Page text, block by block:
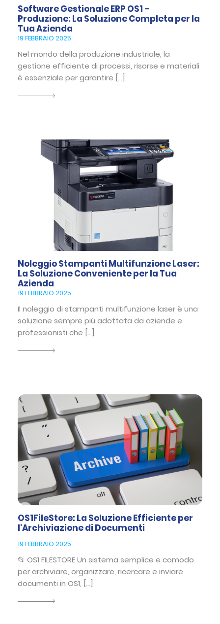
Software Gestionale ERP OS1 –
Produzione: La Soluzione Completa per la
Tua Azienda
19 FEBBRAIO 2025
Nel mondo della produzione industriale, la
gestione efficiente di processi, risorse e materiali
è essenziale per garantire […]
Noleggio Stampanti Multifunzione Laser:
La Soluzione Conveniente per la Tua
Azienda
19 FEBBRAIO 2025
Il noleggio di stampanti multifunzione laser è una
soluzione sempre più adottata da aziende e
professionisti che […]
OS1FileStore: La Soluzione Efficiente per
l'Archiviazione di Documenti
19 FEBBRAIO 2025
📂 OS1 FILESTORE Un sistema semplice e comodo
per archiviare, organizzare, ricercare e inviare
documenti in OS1, […]